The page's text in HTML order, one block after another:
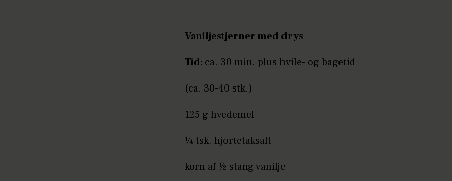
Vaniljestjerner med drys
Tid: ca. 30 min. plus hvile- og bagetid
(ca. 30-40 stk.)
125 g hvedemel
¼ tsk. hjortetaksalt
korn af ½ stang vanilje